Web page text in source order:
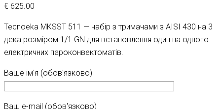
€ 625.00
Tecnoeka MKSST 511 — набір з тримачами з AISI 430 на 3
дека розміром 1/1 GN для встановлення один на одного
електричних пароконвектоматів.
Ваше ім'я (обов'язково)
Ваш e-mail (обов'язково)